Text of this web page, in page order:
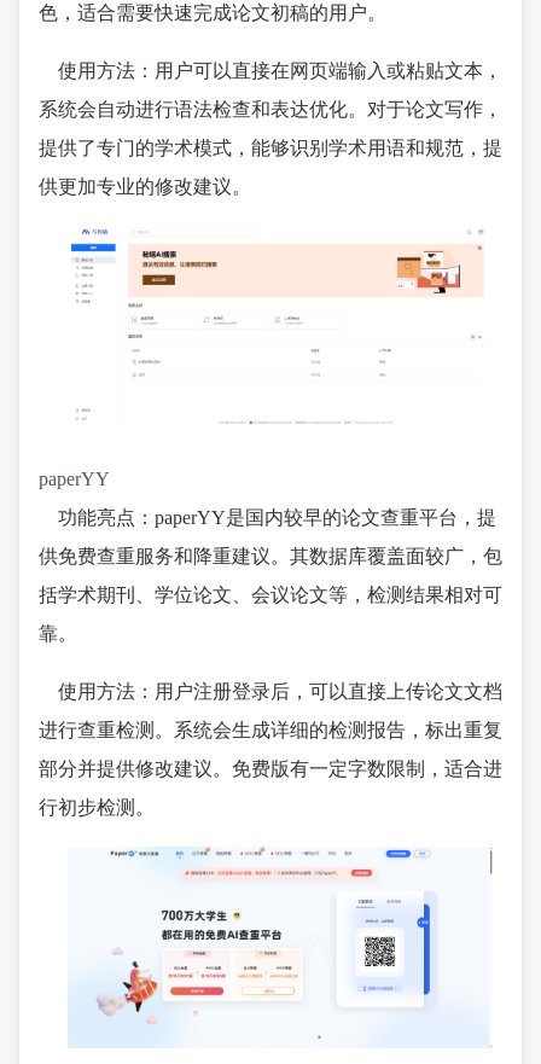
色，适合需要快速完成论文初稿的用户。
使用方法：用户可以直接在网页端输入或粘贴文本，
系统会自动进行语法检查和表达优化。对于论文写作，
提供了专门的学术模式，能够识别学术用语和规范，提
供更加专业的修改建议。
paperYY
功能亮点：paperYY是国内较早的论文查重平台，提
供免费查重服务和降重建议。其数据库覆盖面较广，包
括学术期刊、学位论文、会议论文等，检测结果相对可
靠。
使用方法：用户注册登录后，可以直接上传论文文档
进行查重检测。系统会生成详细的检测报告，标出重复
部分并提供修改建议。免费版有一定字数限制，适合进
行初步检测。